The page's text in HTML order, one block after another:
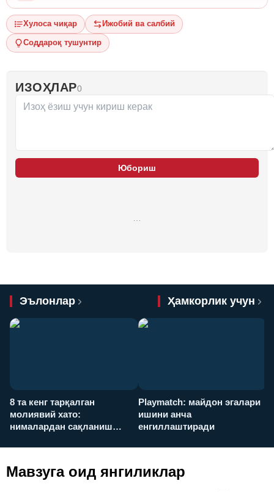
Хулоса чиқар Ижобий ва салбий
Соддароқ тушунтир
ИЗОҲЛАР0
Юбориш
…
Эълонлар Ҳамкорлик учун
8 та кенг тарқалган
молиявий хато:
нималардан сақланиш
Playmatch: майдон эгалари
ишини анча
енгиллаштиради
Мавзуга оид янгиликлар